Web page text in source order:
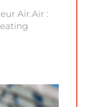
Air.Air :